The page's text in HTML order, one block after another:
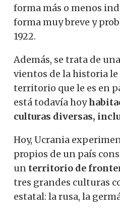
forma más o menos
forma muy breve y
1922.
Además, se trata de
vientos de la historia
territorio que le es en
está todavía hoy
culturas diversas,
Hoy, Ucrania
propios de un país
un territorio de
tres grandes culturas
estatal: la rusa, la